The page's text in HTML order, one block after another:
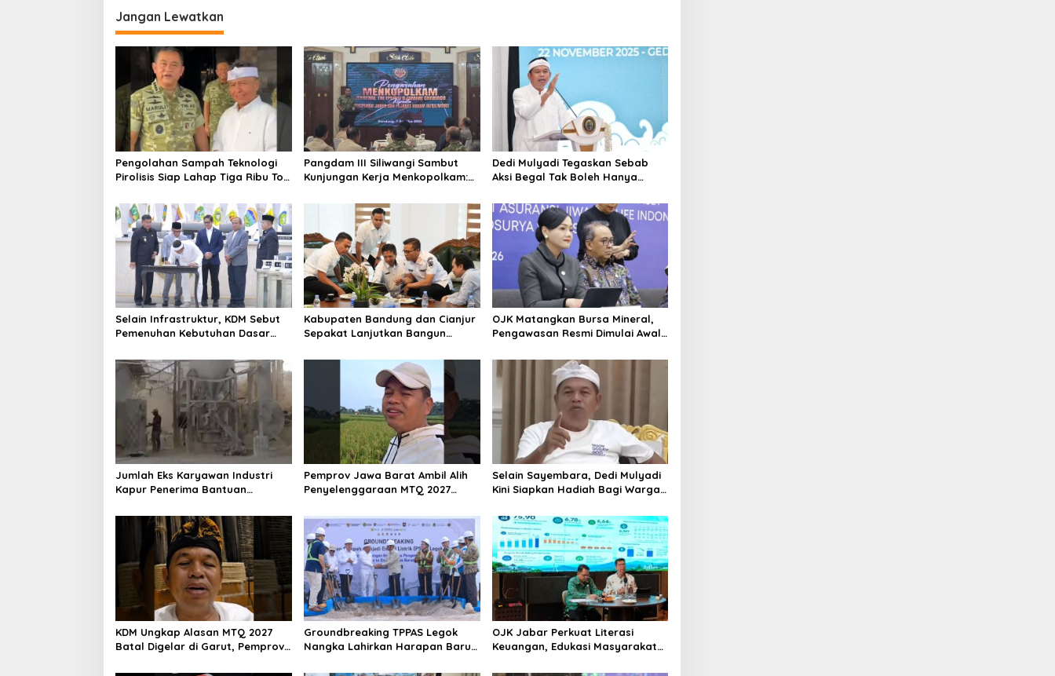
Jangan Lewatkan
Pengolahan Sampah Teknologi
Pirolisis Siap Lahap Tiga Ribu Ton
Pangdam III Siliwangi Sambut
Kunjungan Kerja Menkopolkam:
Dedi Mulyadi Tegaskan Sebab
Aksi Begal Tak Boleh Hanya
Selain Infrastruktur, KDM Sebut
Pemenuhan Kebutuhan Dasar
Jabar 2027
Kabupaten Bandung dan Cianjur
Sepakat Lanjutkan Bangun
Pertumbuhan Ekonomi Daerah
OJK Matangkan Bursa Mineral,
Pengawasan Resmi Dimulai Awal
Jumlah Eks Karyawan Industri
Kapur Penerima Bantuan
Identifikasi
Pemprov Jawa Barat Ambil Alih
Penyelenggaraan MTQ 2027
Rumah
Selain Sayembara, Dedi Mulyadi
Kini Siapkan Hadiah Bagi Warga
Narkotika
KDM Ungkap Alasan MTQ 2027
Batal Digelar di Garut, Pemprov
Groundbreaking TPPAS Legok
Nangka Lahirkan Harapan Baru
OJK Jabar Perkuat Literasi
Keuangan, Edukasi Masyarakat